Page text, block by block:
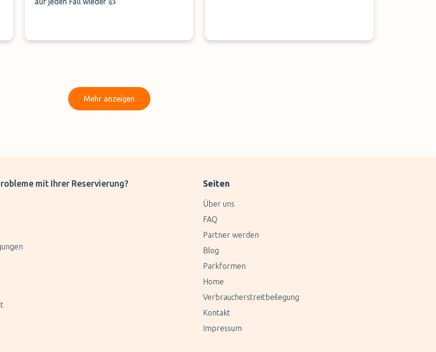
Mehr anzeigen
mit Ihrer Reservierung? Seiten
Über uns
FAQ
Partner werden
Blog
Parkformen
Home
Verbraucherstreitbeilegung
Kontakt
Impressum